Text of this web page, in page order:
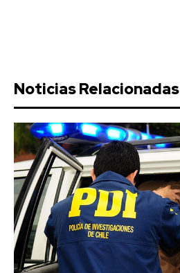
Noticias Relacionadas